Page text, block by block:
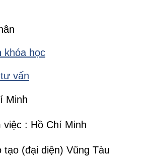
khóa học
vấn
Minh
việc : Hồ Chí Minh
tạo (đại diện) Vũng Tàu